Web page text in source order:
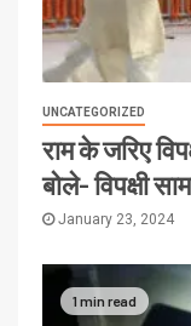
UNCATEGORIZED
राम के जरिए
बोले- विपक्षी
January 23, 2024
1 min read